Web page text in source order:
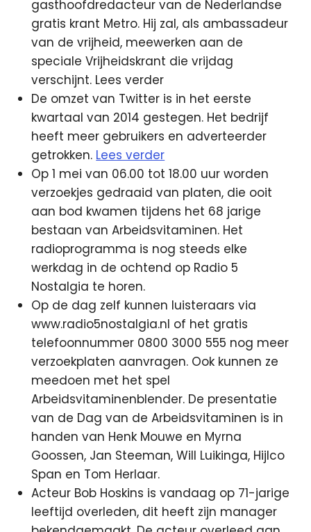
gasthoofdredacteur van de Nederlandse
gratis krant Metro. Hij zal, als ambassadeur
van de vrijheid, meewerken aan de
speciale Vrijheidskrant die vrijdag
verschijnt. Lees verder
De omzet van Twitter is in het eerste
kwartaal van 2014 gestegen. Het bedrijf
heeft meer gebruikers en adverteerder
getrokken. Lees verder
Op 1 mei van 06.00 tot 18.00 uur worden
verzoekjes gedraaid van platen, die ooit
aan bod kwamen tijdens het 68 jarige
bestaan van Arbeidsvitaminen. Het
radioprogramma is nog steeds elke
werkdag in de ochtend op Radio 5
Nostalgia te horen.
Op de dag zelf kunnen luisteraars via
www.radio5nostalgia.nl of het gratis
telefoonnummer 0800 3000 555 nog meer
verzoekplaten aanvragen. Ook kunnen ze
meedoen met het spel
Arbeidsvitaminenblender. De presentatie
van de Dag van de Arbeidsvitaminen is in
handen van Henk Mouwe en Myrna
Goossen, Jan Steeman, Will Luikinga, Hijlco
Span en Tom Herlaar.
Acteur Bob Hoskins is vandaag op 71-jarige
leeftijd overleden, dit heeft zijn manager